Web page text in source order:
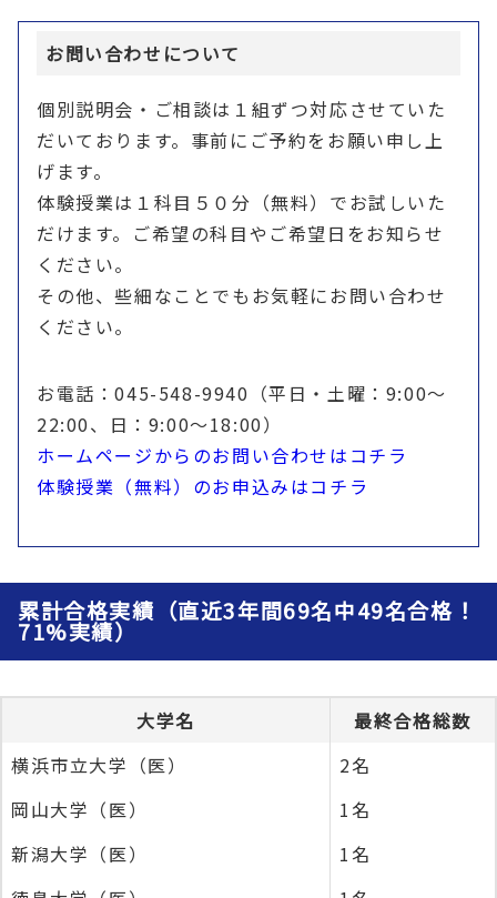
お問い合わせについて
個別説明会・ご相談は１組ずつ対応させていた
だいております。事前にご予約をお願い申し上
げます。
体験授業は１科目５０分（無料）でお試しいた
だけます。ご希望の科目やご希望日をお知らせ
ください。
その他、些細なことでもお気軽にお問い合わせ
ください。
お電話：045-548-9940（平日・土曜：9:00〜
22:00、日：9:00〜18:00）
ホームページからのお問い合わせはコチラ
体験授業（無料）のお申込みはコチラ
累計合格実績（直近3年間69名中49名合格！
71%実績）
大学名
最終合格総数
横浜市立大学（医）
2名
岡山大学（医）
1名
新潟大学（医）
1名